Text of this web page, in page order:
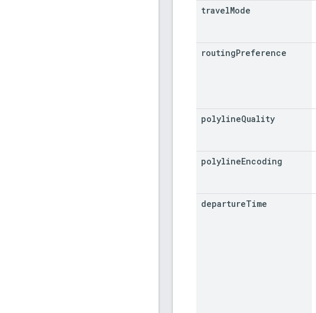
travelMode
routingPreference
polylineQuality
polylineEncoding
departureTime